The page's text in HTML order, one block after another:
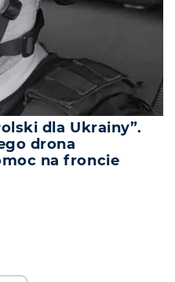
dla Ukrainy”.
drona
na froncie